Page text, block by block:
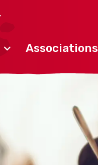
Associations